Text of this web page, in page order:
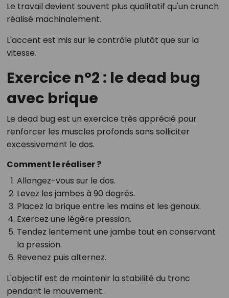
Le travail devient souvent plus qualitatif qu'un crunch
réalisé machinalement.
L'accent est mis sur le contrôle plutôt que sur la
vitesse.
Exercice n°2 : le dead bug
avec brique
Le dead bug est un exercice très apprécié pour
renforcer les muscles profonds sans solliciter
excessivement le dos.
Comment le réaliser ?
Allongez-vous sur le dos.
Levez les jambes à 90 degrés.
Placez la brique entre les mains et les genoux.
Exercez une légère pression.
Tendez lentement une jambe tout en conservant
la pression.
Revenez puis alternez.
L'objectif est de maintenir la stabilité du tronc
pendant le mouvement.